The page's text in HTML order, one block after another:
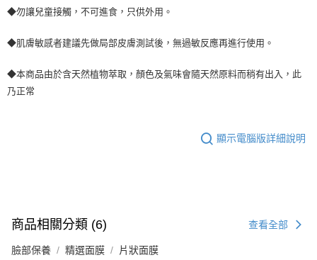
◆勿讓兒童接觸，不可進食，只供外用。
◆肌膚敏感者建議先做局部皮膚測試後，無過敏反應再進行使用。
◆本商品由於含天然植物萃取，顏色及氣味會隨天然原料而稍有出入，此
乃正常
顯示電腦版詳細說明
商品相關分類 (6) 查看全部
臉部保養 精選面膜 片狀面膜